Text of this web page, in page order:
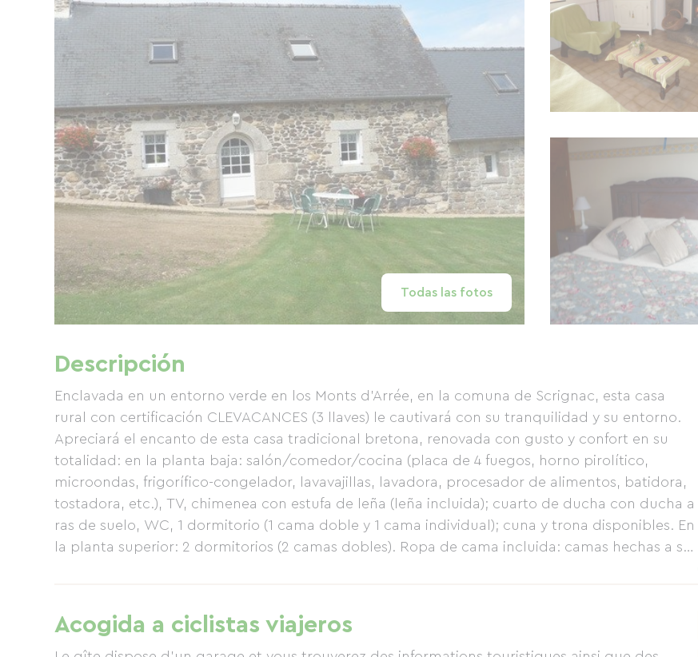
Todas las fotos
Descripción
Enclavada en un entorno verde en los Monts d'Arrée, en la comuna de Scrignac, esta casa
rural con certificación CLEVACANCES (3 llaves) le cautivará con su tranquilidad y su entorno.
Apreciará el encanto de esta casa tradicional bretona, renovada con gusto y confort en su
totalidad: en la planta baja: salón/comedor/cocina (placa de 4 fuegos, horno pirolítico,
microondas, frigorífico-congelador, lavavajillas, lavadora, procesador de alimentos, batidora,
tostadora, etc.), TV, chimenea con estufa de leña (leña incluida); cuarto de ducha con ducha a
ras de suelo, WC, 1 dormitorio (1 cama doble y 1 cama individual); cuna y trona disponibles. En
la planta superior: 2 dormitorios (2 camas dobles). Ropa de cama incluida: camas hechas a su
pintorescos, los Monts d'Arrée, el Valle de los Santos en Carnoët, la vía verde Carhaix-Morlaix,
el Canal Nantes-Brest... sin olvidar nuestra hermosa costa bretona. TARIFAS (VÁLIDAS HASTA
Acogida a ciclistas viajeros